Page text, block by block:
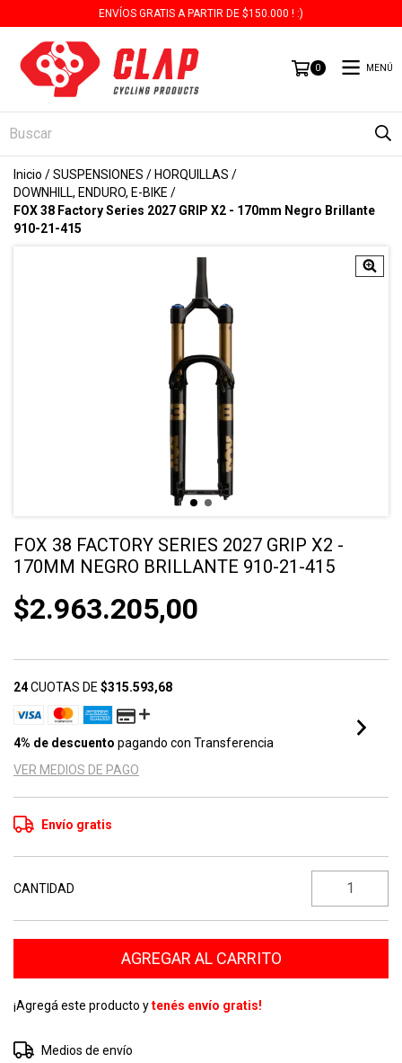
ENVÍOS GRATIS A PARTIR DE $150.000 ! :)
0 MENÚ
Inicio /SUSPENSIONES /HORQUILLAS /
DOWNHILL, ENDURO, E-BIKE /
FOX 38 Factory Series 2027 GRIP X2 - 170mm Negro Brillante
910-21-415
FOX 38 FACTORY SERIES 2027 GRIP X2 -
170MM NEGRO BRILLANTE 910-21-415
$2.963.205,00
24CUOTAS DE $315.593,68
4% de descuento pagando con Transferencia
VER MEDIOS DE PAGO
Envío gratis
CANTIDAD
¡Agregá este producto ytenés envío gratis!
Entregas para el CP:
Medios de envío